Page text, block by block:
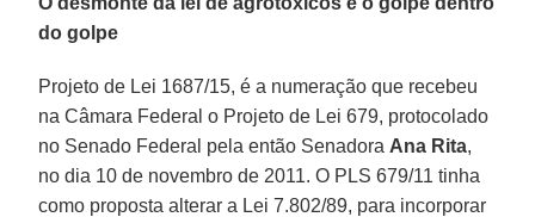
do golpe
Projeto de Lei 1687/15, é a numeração que recebeu
na Câmara Federal o Projeto de Lei 679, protocolado
no Senado Federal pela então Senadora Ana Rita,
no dia 10 de novembro de 2011. O PLS 679/11 tinha
como proposta alterar a Lei 7.802/89, para incorporar